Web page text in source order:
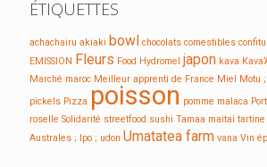
ÉTIQUETTES
achachairu akiaki bowl chocolats comestibles
EMISSION Fleurs Food Hydromel japon kava
Marché maroc Meilleur apprenti de France Miel Motu ;
pickels Pizza poisson pomme malaca
roselle Solidarité streetfood sushi Tamaa maitai tartine
Australes ; Ipo ; udon Umatatea farm vana Vin